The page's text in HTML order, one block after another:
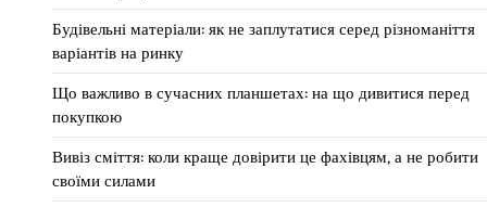
Будівельні матеріали: як не заплутатися серед різноманіття
варіантів на ринку
Що важливо в сучасних планшетах: на що дивитися перед
покупкою
Вивіз сміття: коли краще довірити це фахівцям, а не робити
своїми силами